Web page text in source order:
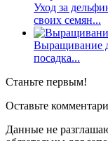
Уход за
своих семян...
Выращивание
посадка...
Станьте первым!
Оставьте
Данные не